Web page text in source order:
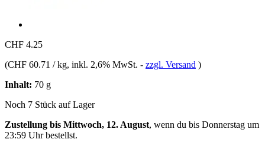
CHF 4.25
(CHF 60.71 / kg, inkl. 2,6% MwSt. - zzgl. Versand )
Inhalt: 70 g
Noch 7 Stück auf Lager
Zustellung bis Mittwoch, 12. August, wenn du bis Donnerstag um
23:59 Uhrbestellst.